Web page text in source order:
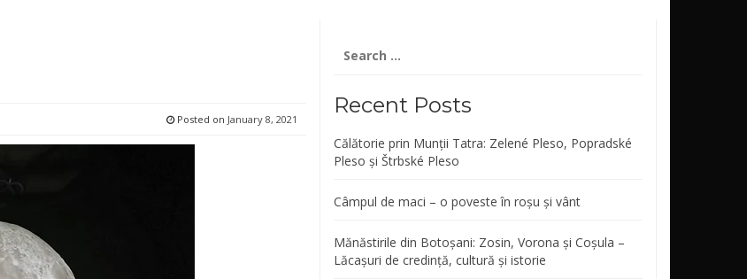
Posted on January 8, 2021
for:
Recent Posts
Călătorie prin Munții Tatra: Zelené Pleso, Popradské
Pleso și Štrbské Pleso
Câmpul de maci – o poveste în roșu și vânt
Mănăstirile din Botoșani: Zosin, Vorona și Coșula –
Lăcașuri de credință, cultură și istorie